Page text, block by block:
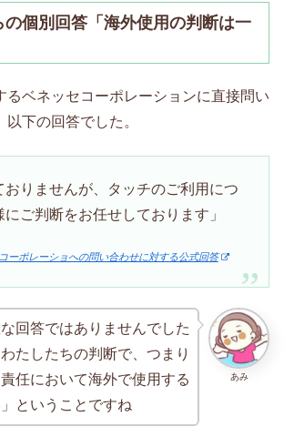
の個別回答「海外使用の判断は一
るベネッセコーポレーションに直接問い
下の回答でした。
おりませんが、タッチのご利用につ
ご判断をお任せしております」
ーポレーショへの問い合わせに対する公式回答
あみ
回答ではありませんでした
たしたちの判断で、つまり
任において海外で使用する
ということですね